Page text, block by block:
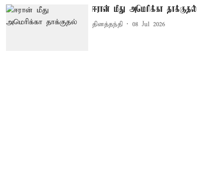
ஈரான் மீது அமெரிக்கா தாக்குதல்
தினத்தந்தி 08 Jul 2026